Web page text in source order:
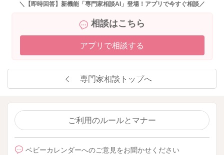
2024/1/30 11:25
＼【即時回答】新機能「専門家相談AI」登場！アプリで今すぐ相談／
相談はこちら
アプリで相談する
専門家相談トップへ
ご利用のルールとマナー
ベビーカレンダーへのご意見をお聞かせください